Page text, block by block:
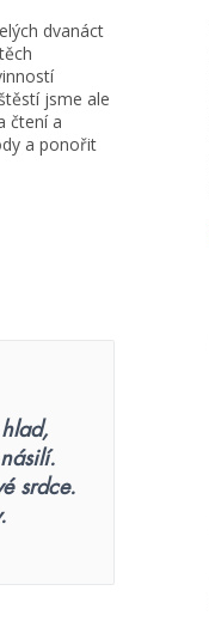
dvanáct
jsme ale
čtení a
a ponořit
srdce.